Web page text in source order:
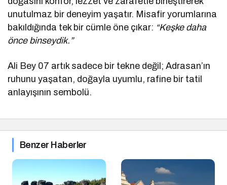
unutulmaz bir deneyim yaşatır. Misafir yorumlarına
bakıldığında tek bir cümle öne çıkar: “Keşke daha
önce binseydik.”
Ali Bey 07 artık sadece bir tekne değil; Adrasan’ın
ruhunu yaşatan, doğayla uyumlu, rafine bir tatil
anlayışının sembolü.
Benzer Haberler